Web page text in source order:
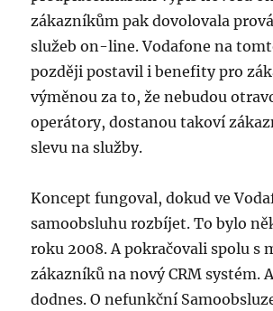
zákazníkům pak dovolovala
služeb on-line. Vodafone na
později postavil i benefity pro
výměnou za to, že nebudou
operátory, dostanou takoví
slevu na služby.
Koncept fungoval, dokud ve
samoobsluhu rozbíjet. To bylo
roku 2008. A pokračovali spolu s
zákazníků na nový CRM systém.
dodnes. O nefunkční